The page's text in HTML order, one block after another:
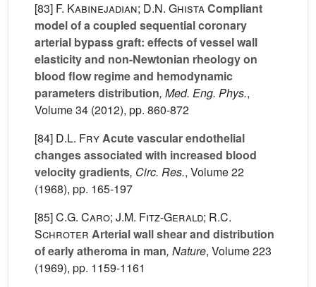
[83] F. Kabinejadian; D.N. GhistaCompliant
model of a coupled sequential coronary
arterial bypass graft: effects of vessel wall
elasticity and non-Newtonian rheology on
blood flow regime and hemodynamic
parameters distribution, Med. Eng. Phys.,
Volume 34 (2012), pp. 860-872
[84] D.L. FryAcute vascular endothelial
changes associated with increased blood
velocity gradients, Circ. Res., Volume 22
(1968), pp. 165-197
[85]C.G. Caro; J.M. Fitz-Gerald; R.C.
Schroter Arterial wall shear and distribution
of early atheroma in man, Nature, Volume 223
(1969), pp. 1159-1161